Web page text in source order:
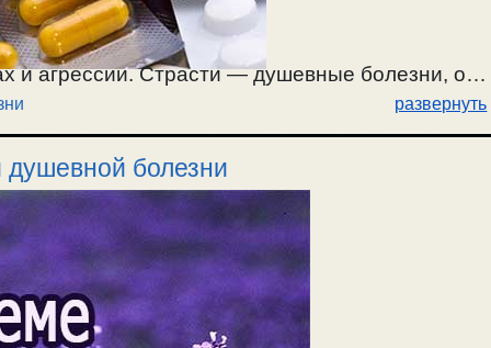
и агрессии. Страсти — душевные болезни, о
развернуть
болезни